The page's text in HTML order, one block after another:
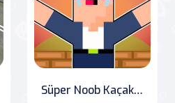
Süper Noob Kaçak Madenci